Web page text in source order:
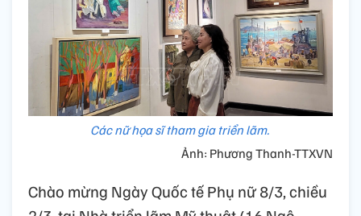
Các nữ họa sĩ tham gia triển lãm.
Ảnh: Phương Thanh-TTXVN
Chào mừng Ngày Quốc tế Phụ nữ 8/3, chiều